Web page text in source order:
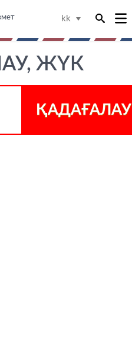
kk
ЖҮК
ҚАДАҒАЛАУ